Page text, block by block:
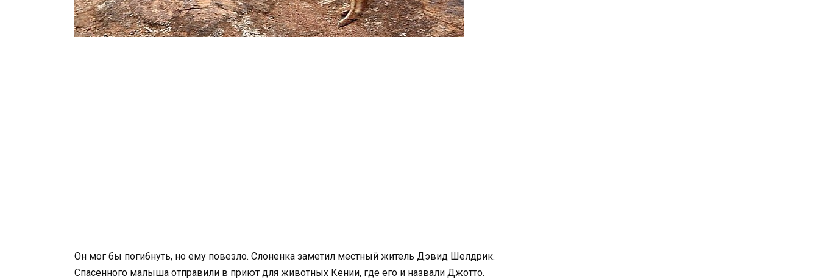
Он мог бы погибнуть, но ему повезло. Слоненка заметил местный житель Дэвид Шелдрик.
Спасенного малыша отправили в приют для животных Кении, где его и назвали Джотто.